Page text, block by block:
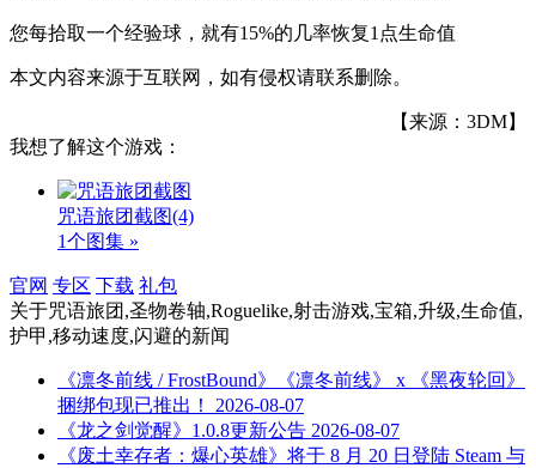
您每拾取一个经验球，就有15%的几率恢复1点生命值
本文内容来源于互联网，如有侵权请联系删除。
【来源：3DM】
我想了解这个游戏：
咒语旅团截图(4)
1个图集 »
官网 专区 下载 礼包
关于咒语旅团,圣物卷轴,Roguelike,射击游戏,宝箱,升级,生命值,
护甲,移动速度,闪避的新闻
《凛冬前线 / FrostBound》《凛冬前线》 x 《黑夜轮回》
捆绑包现已推出！
2026-08-07
《龙之剑觉醒》1.0.8更新公告 2026-08-07
《废土幸存者：爆心英雄》将于 8 月 20 日登陆 Steam 与